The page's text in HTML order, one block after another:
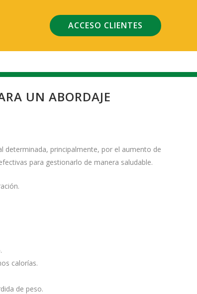
ACCESO CLIENTES
UN ABORDAJE
determinada, principalmente, por el aumento de
para gestionarlo de manera saludable.
calorías.
de peso.